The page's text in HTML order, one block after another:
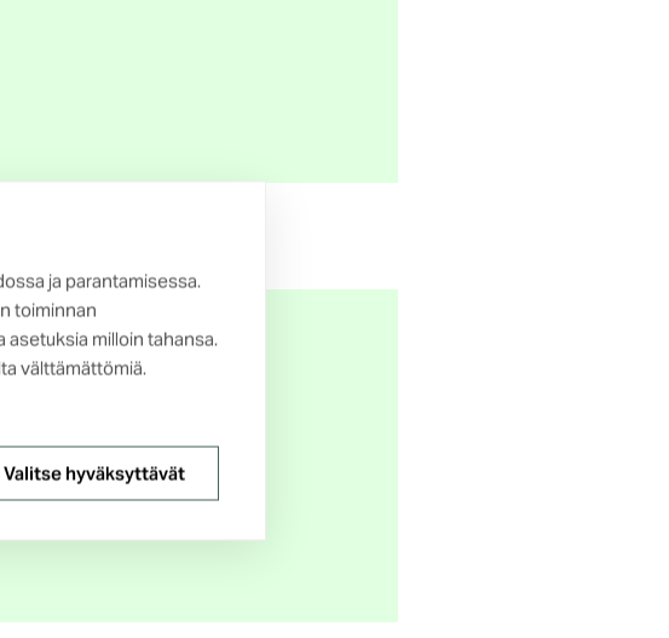
ja parantamisessa.
toiminnan
asetuksia milloin tahansa.
välttämättömiä.
Valitse hyväksyttävät